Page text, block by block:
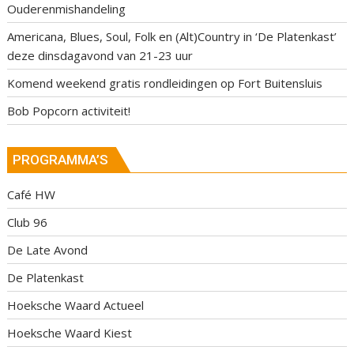
Ouderenmishandeling
Americana, Blues, Soul, Folk en (Alt)Country in ‘De Platenkast’
deze dinsdagavond van 21-23 uur
Komend weekend gratis rondleidingen op Fort Buitensluis
Bob Popcorn activiteit!
PROGRAMMA’S
Café HW
Club 96
De Late Avond
De Platenkast
Hoeksche Waard Actueel
Hoeksche Waard Kiest